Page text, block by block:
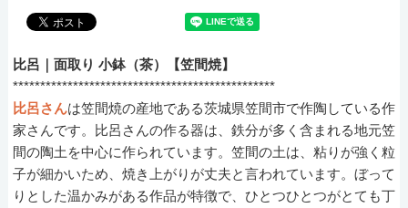
比呂｜面取り 小鉢（茶）【笠間焼】
************************************************
比呂さんは笠間焼の産地である茨城県笠間市で作陶している作
家さんです。比呂さんの作る器は、鉄分が多く含まれる地元笠
間の陶土を中心に作られています。笠間の土は、粘りが強く粒
子が細かいため、焼き上がりが丈夫と言われています。ぼって
りとした温かみがある作品が特徴で、ひとつひとつがとても丁